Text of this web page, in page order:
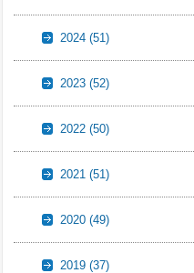
2024(51)
2023(52)
2022(50)
2021(51)
2020(49)
2019(37)